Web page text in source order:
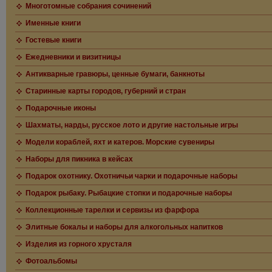
Многотомные собрания сочинений
Именные книги
Гостевые книги
Ежедневники и визитницы
Антикварные гравюры, ценные бумаги, банкноты
Старинные карты городов, губерний и стран
Подарочные иконы
Шахматы, нарды, русское лото и другие настольные игры
Модели кораблей, яхт и катеров. Морские сувениры
Наборы для пикника в кейсах
Подарок охотнику. Охотничьи чарки и подарочные наборы
Подарок рыбаку. Рыбацкие стопки и подарочные наборы
Коллекционные тарелки и сервизы из фарфора
Элитные бокалы и наборы для алкогольных напитков
Изделия из горного хрусталя
Фотоальбомы